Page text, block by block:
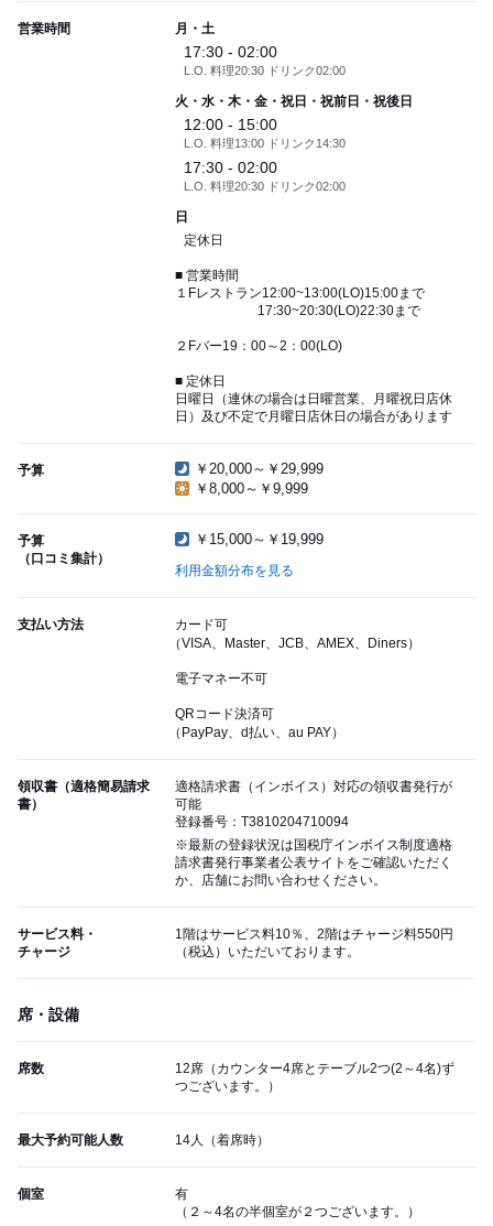
営業時間 月・土
17:30 - 02:00
L.O. 料理20:30 ドリンク02:00
火・水・木・金・祝日・祝前日・祝後日
12:00 - 15:00
L.O. 料理13:00 ドリンク14:30
17:30 - 02:00
L.O. 料理20:30 ドリンク02:00
日
定休日
■ 営業時間
１Fレストラン12:00~13:00(LO)15:00まで
17:30~20:30(LO)22:30まで
２Fバー19：00～2：00(LO)
■ 定休日
日曜日（連休の場合は日曜営業、月曜祝日店休
日）及び不定で月曜日店休日の場合があります
予算
￥20,000～￥29,999
￥8,000～￥9,999
予算
（口コミ集計）
￥15,000～￥19,999
利用金額分布を見る
支払い方法
カード可
（VISA、Master、JCB、AMEX、Diners）
電子マネー不可
QRコード決済可
（PayPay、d払い、au PAY）
領収書（適格簡易請求
書）
適格請求書（インボイス）対応の領収書発行が
可能
登録番号：T3810204710094
※最新の登録状況は国税庁インボイス制度適格
請求書発行事業者公表サイトをご確認いただく
か、店舗にお問い合わせください。
サービス料・
チャージ
1階はサービス料10％、2階はチャージ料550円
（税込）いただいております。
席・設備
席数
12席（カウンター4席とテーブル2つ(2～4名)ず
つございます。）
最大予約可能人数 14人（着席時）
個室
有
（２～4名の半個室が２つございます。）